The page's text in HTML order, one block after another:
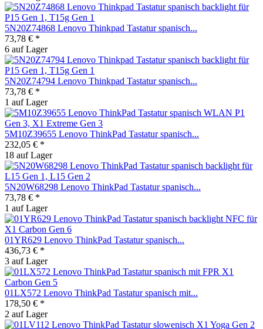
5N20Z74868 Lenovo Thinkpad Tastatur spanisch...
73,78 € *
6 auf Lager
5N20Z74794 Lenovo Thinkpad Tastatur spanisch...
73,78 € *
1 auf Lager
5M10Z39655 Lenovo ThinkPad Tastatur spanisch...
232,05 € *
18 auf Lager
5N20W68298 Lenovo ThinkPad Tastatur spanisch...
73,78 € *
1 auf Lager
01YR629 Lenovo ThinkPad Tastatur spanisch...
436,73 € *
3 auf Lager
01LX572 Lenovo ThinkPad Tastatur spanisch mit...
178,50 € *
2 auf Lager